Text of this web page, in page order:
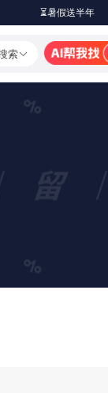
⏳暑假送半年
索